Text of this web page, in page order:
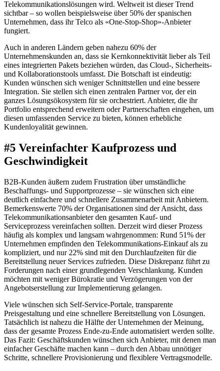
Telekommunikationslösungen wird. Weltweit ist dieser Trend
sichtbar – so wollen beispielsweise über 50% der spanischen
Unternehmen, dass ihr Telco als «One-Stop-Shop»-Anbieter
fungiert.
Auch in anderen Ländern geben nahezu 60% der
Unternehmenskunden an, dass sie Kernkonnektivität lieber als Teil
eines integrierten Pakets beziehen würden, das Cloud-, Sicherheits-
und Kollaborationstools umfasst. Die Botschaft ist eindeutig:
Kunden wünschen sich weniger Schnittstellen und eine bessere
Integration. Sie stellen sich einen zentralen Partner vor, der ein
ganzes Lösungsökosystem für sie orchestriert. Anbieter, die ihr
Portfolio entsprechend erweitern oder Partnerschaften eingehen, um
diesen umfassenden Service zu bieten, können erhebliche
Kundenloyalität gewinnen.
#5 Vereinfachter Kaufprozess und
Geschwindigkeit
B2B-Kunden äußern zudem Frustration über umständliche
Beschaffungs- und Supportprozesse – sie wünschen sich eine
deutlich einfachere und schnellere Zusammenarbeit mit Anbietern.
Bemerkenswerte 70% der Organisationen sind der Ansicht, dass
Telekommunikationsanbieter den gesamten Kauf- und
Serviceprozess vereinfachen sollten. Derzeit wird dieser Prozess
häufig als komplex und langsam wahrgenommen: Rund 51% der
Unternehmen empfinden den Telekommunikations-Einkauf als zu
kompliziert, und nur 22% sind mit den Durchlaufzeiten für die
Bereitstellung neuer Services zufrieden. Diese Diskrepanz führt zu
Forderungen nach einer grundlegenden Verschlankung. Kunden
möchten mit weniger Bürokratie und Verzögerungen von der
Angebotserstellung zur Implementierung gelangen.
Viele wünschen sich Self-Service-Portale, transparente
Preisgestaltung und eine schnellere Bereitstellung von Lösungen.
Tatsächlich ist nahezu die Hälfte der Unternehmen der Meinung,
dass der gesamte Prozess Ende-zu-Ende automatisiert werden sollte.
Das Fazit: Geschäftskunden wünschen sich Anbieter, mit denen man
einfacher Geschäfte machen kann – durch den Abbau unnötiger
Schritte, schnellere Provisionierung und flexiblere Vertragsmodelle.